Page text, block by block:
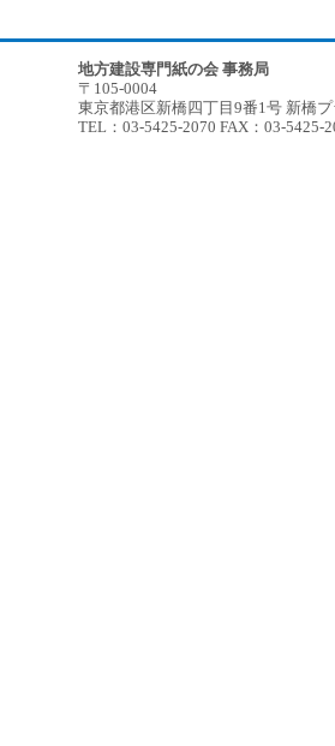
地方建設専門紙の会 事務局
〒105-0004
東京都港区新橋四丁目9番1号 新橋
TEL：03-5425-2070 FAX：03-5425-